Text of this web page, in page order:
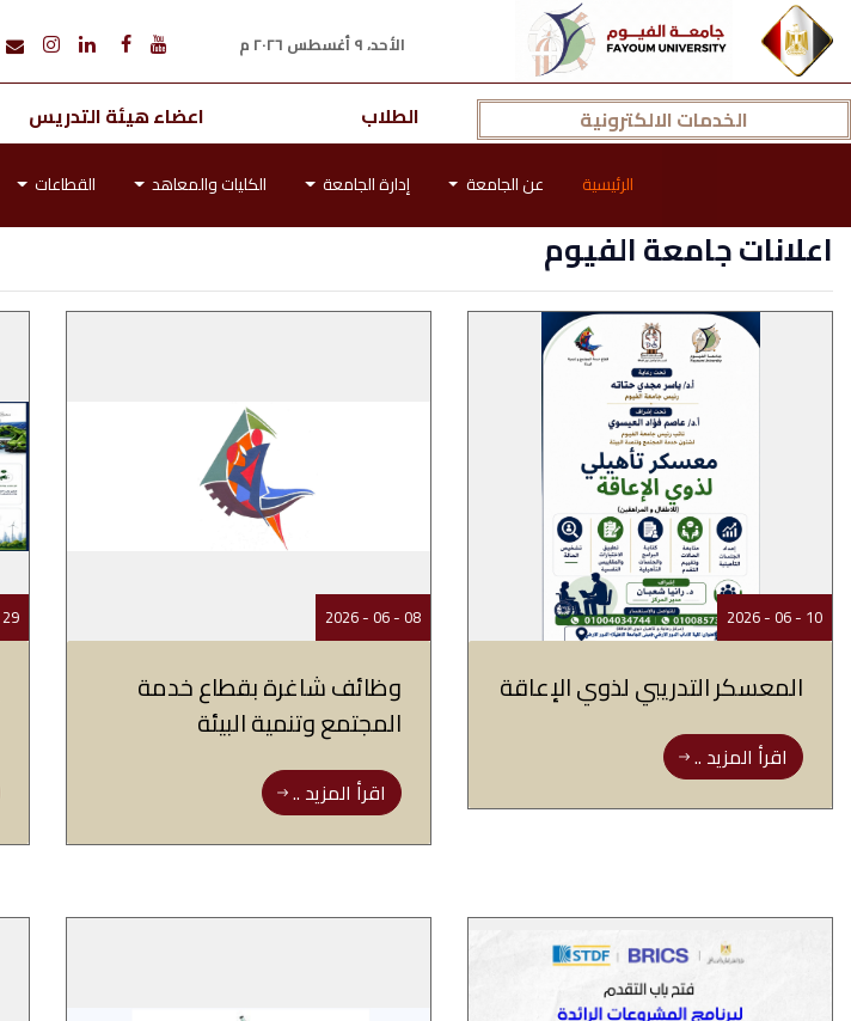
الأحد، ٩ أغسطس ٢٠٢٦ م
الخدمات الالكترونية الطلاب اعضاء هيئة التدريس
الرئيسية عن الجامعة إدارة الجامعة الكليات والمعاهد القطاعات
اعلانات جامعة الفيوم
10 - 06 - 2026
المعسكر التدريبي لذوي الإعاقة
اقرأ المزيد ..
08 - 06 - 2026
وظائف شاغرة بقطاع خدمة
المجتمع وتنمية البيئة
اقرأ المزيد ..
29 - 05 - 2026